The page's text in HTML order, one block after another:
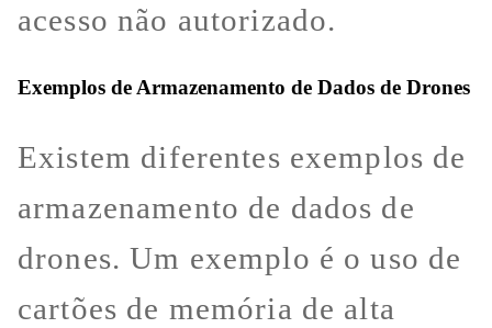
acesso não autorizado.
Exemplos de Armazenamento de Dados de Drones
Existem diferentes exemplos de
armazenamento de dados de
drones. Um exemplo é o uso de
cartões de memória de alta